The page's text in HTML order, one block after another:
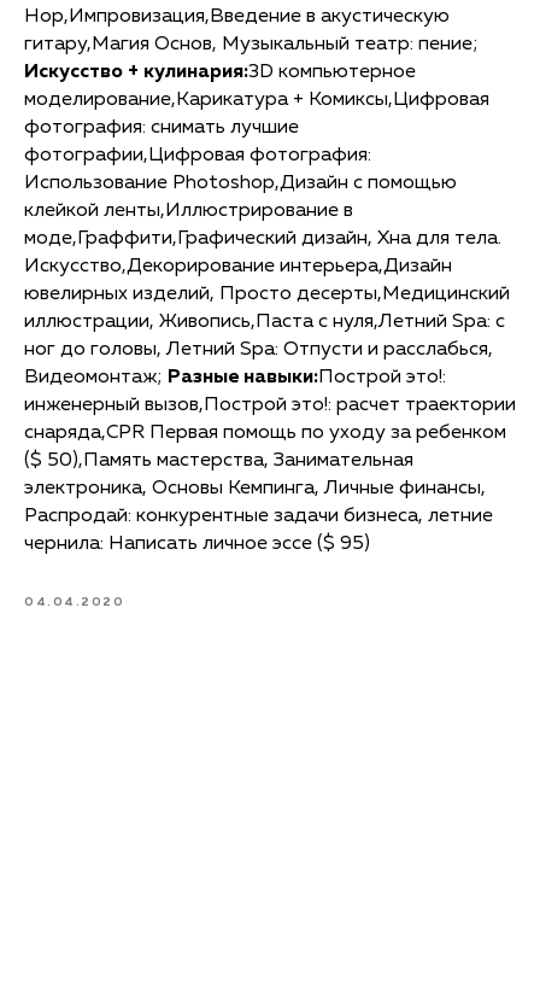
Hop,Импровизация,Введение в акустическую
гитару,Магия Основ, Музыкальный театр: пение;
Искусство + кулинария:3D компьютерное
моделирование,Карикатура + Комиксы,Цифровая
фотография: снимать лучшие
фотографии,Цифровая фотография:
Использование Photoshop,Дизайн с помощью
клейкой ленты,Иллюстрирование в
моде,Граффити,Графический дизайн, Хна для тела.
Искусство,Декорирование интерьера,Дизайн
ювелирных изделий, Просто десерты,Медицинский
иллюстрации, Живопись,Паста с нуля,Летний Spa: с
ног до головы, Летний Spa: Отпусти и расслабься,
Видеомонтаж; Разные навыки:Построй это!:
инженерный вызов,Построй это!: расчет траектории
снаряда,CPR Первая помощь по уходу за ребенком
($ 50),Память мастерства, Занимательная
электроника, Основы Кемпинга, Личные финансы,
Распродай: конкурентные задачи бизнеса, летние
чернила: Написать личное эссе ($ 95)
04.04.2020